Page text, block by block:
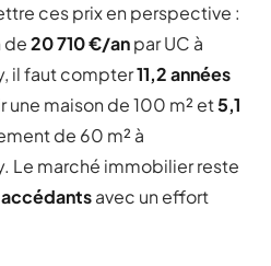
ces prix en perspective :
de20 710 €/anpar UC à
il faut compter11,2 années
une maison de 100 m² et5,1
de 60 m² à
Le marché immobilier reste
avec un effort